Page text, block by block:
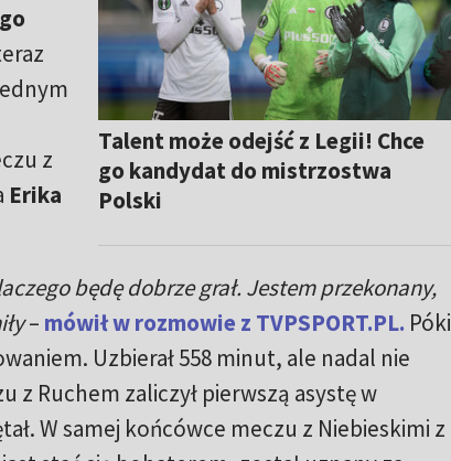
Talent może odejść z Legii! Chce
go kandydat do mistrzostwa
Polski
z
Erika
będę dobrze grał. Jestem przekonany,
– mówił w rozmowie z TVPSPORT.PL. Póki
Uzbierał 558 minut, ale nadal nie
z Ruchem zaliczył pierwszą asystę w
W samej końcówce meczu z Niebieskimi z